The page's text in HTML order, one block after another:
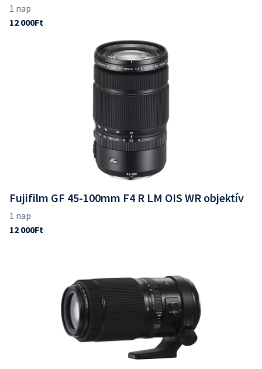
Fujifilm GF 45-100mm F4 R LM OIS WR objektív